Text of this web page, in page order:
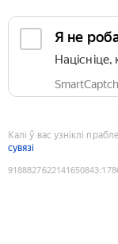
Я не
Калі ў вас узніклі
сувязі
9188827622141650843: